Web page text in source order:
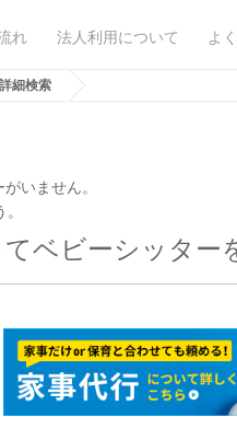
れ 法人利用について よ
詳細検索
いません。
ベビーシッター